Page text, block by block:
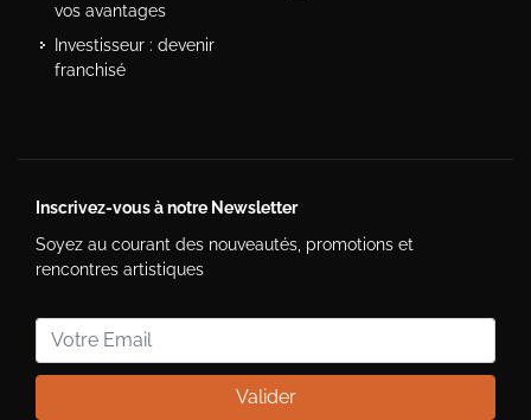
vos avantages
Investisseur : devenir
franchisé
Inscrivez-vous à notre Newsletter
Soyez au courant des nouveautés, promotions et
rencontres artistiques
Valider